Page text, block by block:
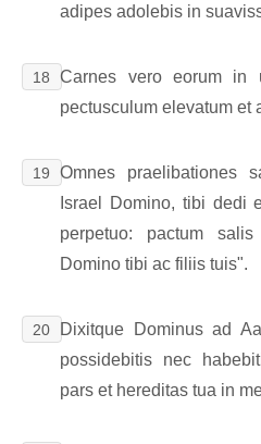
adipes adolebis in
18
Carnes vero eorum in
pectusculum elevatum et
19
Omnes praelibationes
Israel Domino, tibi dedi
perpetuo: pactum
Domino tibi ac filiis tuis".
20
Dixitque Dominus ad
possidebitis nec
pars et hereditas tua in